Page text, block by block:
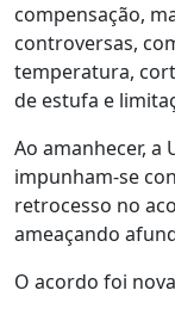
compensação,
controversas,
temperatura,
de estufa e
Ao amanhecer, a
impunham-se
retrocesso no
ameaçando
O acordo foi